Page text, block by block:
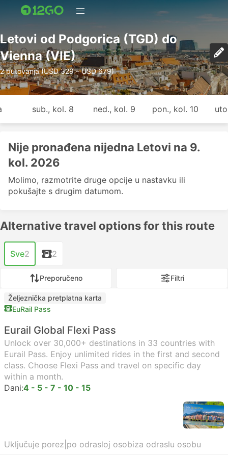
Letovi od Podgorica (TGD) do
Vienna (VIE)
2 putovanja (USD 329 – USD 679)
sub., kol. 8 ned., kol. 9 pon., kol. 10
Nije pronađena nijedna Letovi na 9.
kol. 2026
Molimo, razmotrite druge opcije u nastavku ili
pokušajte s drugim datumom.
Alternative travel options for this route
Sve2 2
Preporučeno Filtri
Željeznička pretplatna karta
EuRail Pass
Eurail Global Flexi Pass
Unlock over 30,000+ destinations in 33 countries with
Eurail Pass. Enjoy unlimited rides in the first and second
class. Choose Flexi Pass and travel on specific day
within a month.
Dani:4 - 5 - 7 - 10 - 15
Uključuje porez po odrasloj osobiza odraslu osobu